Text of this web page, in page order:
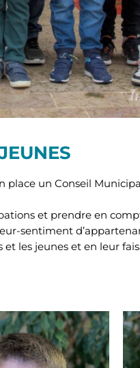
un Conseil
et prendre en
sentiment
les jeunes et en leur